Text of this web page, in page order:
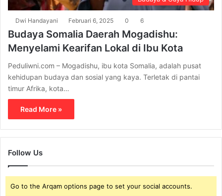
Dwi Handayani Februari 6, 2025 0 6
Budaya Somalia Daerah Mogadishu:
Menyelami Kearifan Lokal di Ibu Kota
Peduliwni.com – Mogadishu, ibu kota Somalia, adalah pusat
kehidupan budaya dan sosial yang kaya. Terletak di pantai
timur Afrika, kota…
Read More »
Follow Us
Go to the Arqam options page to set your social accounts.